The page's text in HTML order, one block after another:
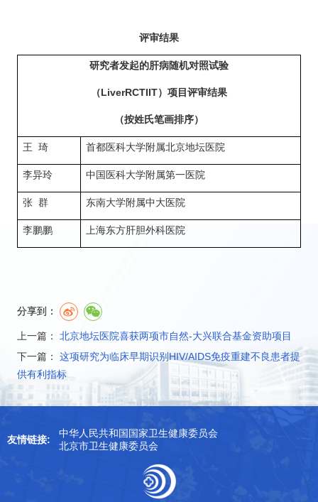
评审结果
研究者发起的肝病随机对照试验
（LiverRCTIIT）项目评审结果
（按姓氏笔画排序）
王 琦 首都医科大学附属北京地坛医院
李异玲 中国医科大学附属第一医院
张 群 东南大学附属中大医院
李鹏鹏 上海东方肝胆外科医院
分享到：
上一篇：
北京地坛医院喜获两项市自然-大兴联合基金资助项目
下一篇：
这项研究为临床早期识别HIV/AIDS免疫重建不良患者提
供有利指标
友情链接:
中华人民共和国国家卫生健康委员会
北京市卫生健康委员会